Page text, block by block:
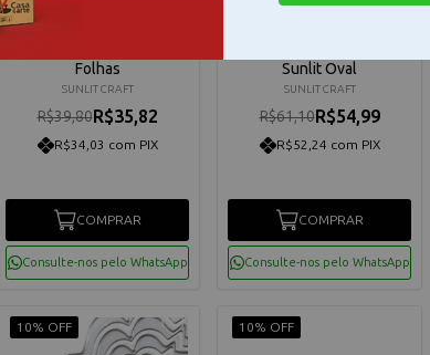
Folhas
SUNLIT CRAFT
R$39,80R$35,82
R$34,03 com PIX
COMPRAR
Consulte-nos pelo WhatsApp
Sunlit Oval
SUNLIT CRAFT
R$61,10R$54,99
R$52,24 com PIX
COMPRAR
Consulte-nos pelo WhatsApp
10% OFF 10% OFF